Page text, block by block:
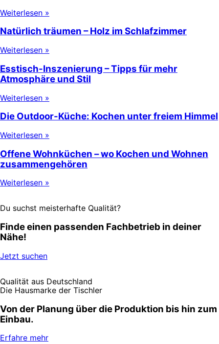
Weiterlesen »
Natürlich träumen – Holz im Schlafzimmer
Weiterlesen »
Esstisch-Inszenierung – Tipps für mehr
Atmosphäre und Stil
Weiterlesen »
Die Outdoor-Küche: Kochen unter freiem Himmel
Weiterlesen »
Offene Wohnküchen – wo Kochen und Wohnen
zusammengehören
Weiterlesen »
Du suchst meisterhafte Qualität?
Finde einen passenden Fachbetrieb in deiner
Nähe!
Jetzt suchen
Qualität aus Deutschland
Die Hausmarke der Tischler
Von der Planung über die Produktion bis hin zum
Einbau.
Erfahre mehr